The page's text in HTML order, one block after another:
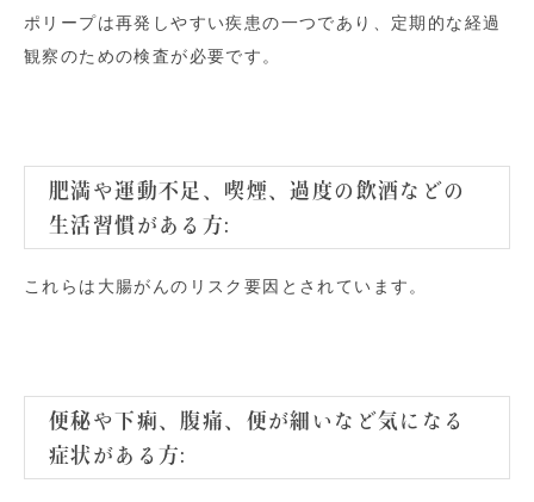
ポリープは再発しやすい疾患の一つであり、定期的な経過
観察のための検査が必要です。
肥満や運動不足、喫煙、過度の飲酒などの
生活習慣がある方:
これらは大腸がんのリスク要因とされています。
便秘や下痢、腹痛、便が細いなど気になる
症状がある方: